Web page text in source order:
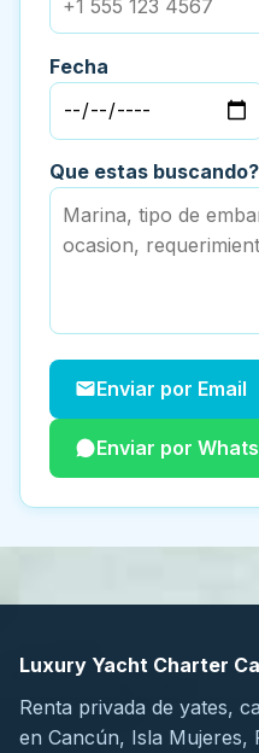
Fecha
Que estas buscando?
Enviar por Email
Enviar por
Luxury Yacht Charter
Renta privada de yates,
en Cancún, Isla Mujeres,